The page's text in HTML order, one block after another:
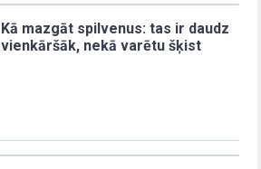
Kā mazgāt spilvenus: tas ir daudz
vienkāršāk, nekā varētu šķist